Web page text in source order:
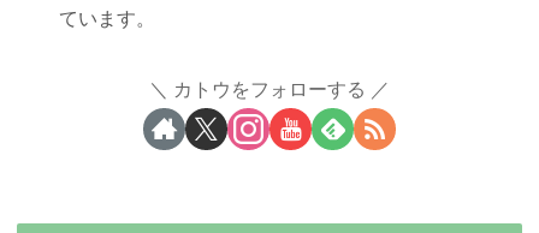
ています。
カトウをフォローする